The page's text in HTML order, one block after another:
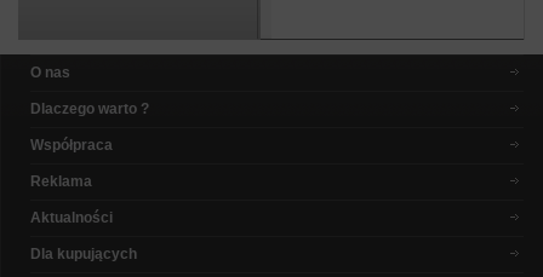
O nas
Dlaczego warto ?
Współpraca
Reklama
Aktualności
Dla kupujących